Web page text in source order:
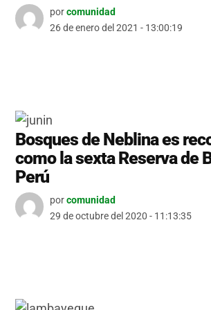
porcomunidad
26 de enero del 2021 - 13:00:19
Bosques de Neblina es
como la sexta Reserva de
Perú
porcomunidad
29 de octubre del 2020 - 11:13:35